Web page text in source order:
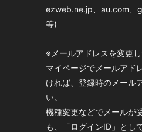
ezweb.ne.jp、au.com、
等)
※メールアドレスを変更
マイページでメールアド
ければ、登録時のメール
い。
機種変更などでメールが
も、「ログインID」とし